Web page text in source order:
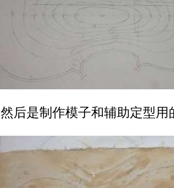
然后是制作模子和辅助定型用